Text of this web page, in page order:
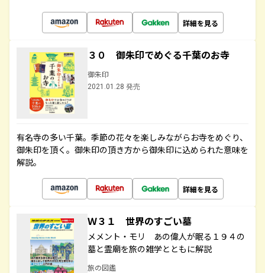
詳細を見る
３０ 御朱印でめぐる千葉のお寺
御朱印
2021.01.28 発売
有名寺の多い千葉。季節の花々を楽しみながらお寺をめぐり、
御朱印を頂く。御朱印の頂き方から御朱印に込められた意味を
解説。
詳細を見る
Ｗ３１ 世界のすごい墓
メメント・モリ あの偉人が眠る１９４の
墓と霊廟を旅の雑学とともに解説
旅の図鑑